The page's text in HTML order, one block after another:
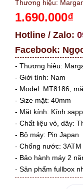
Thương hiệu:
1.690.000₫
Hotline / Zalo:
Facebook:
- Thương hiệu:
- Giới tính: Nam
- Model: MT8186,
- Size mặt: 40mm
- Mặt kính: Kính
- Chất liệu vỏ, dây:
- Bộ máy: Pin Japan
- Chống nước: 3ATM
- Bảo hành máy 2
- Sản phẩm fullbox